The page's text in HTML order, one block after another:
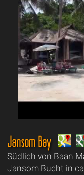
Jansom Bay
Südlich von Baan
Jansom Bucht in